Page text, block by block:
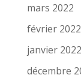
mars 2022
février 2022
janvier 2022
décembre